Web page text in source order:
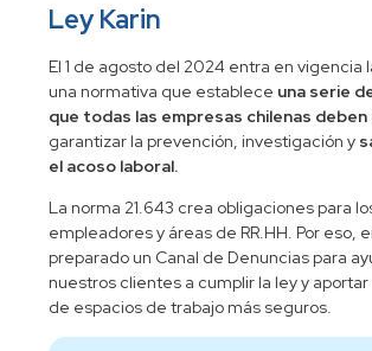
Ley Karin
El 1 de agosto del 2024 entra en vigencia
una normativa que establece una serie
que todas las empresas chilenas deben
garantizar la prevención, investigación y
el acoso laboral.
La norma 21.643 crea obligaciones para
empleadores y áreas de RR.HH. Por eso,
preparado un Canal de Denuncias para
nuestros clientes a cumplir la ley y
de espacios de trabajo más seguros.